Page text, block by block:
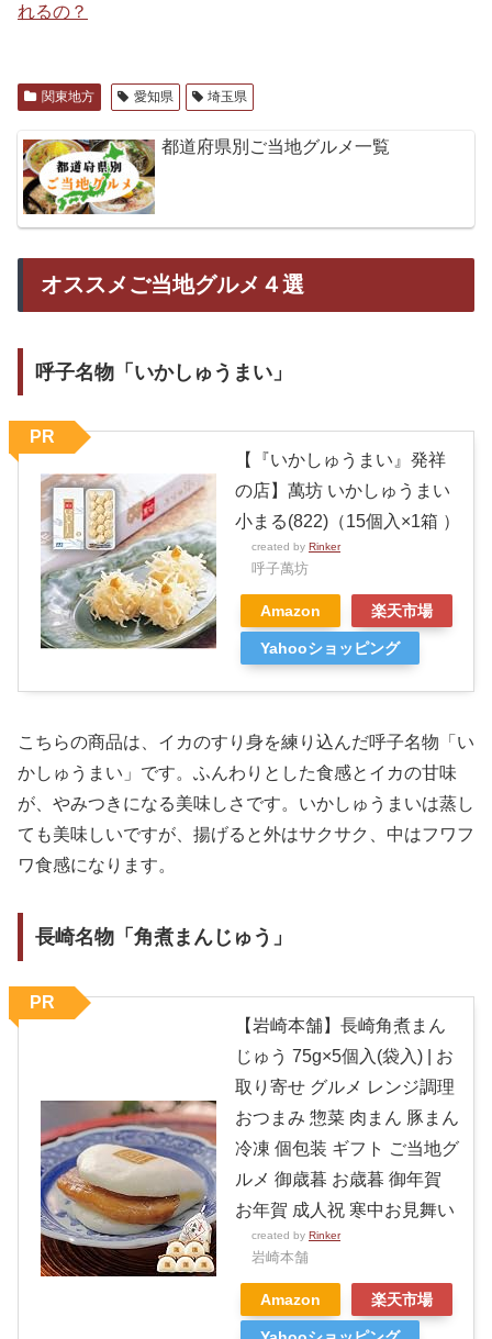
れるの？
関東地方 愛知県 埼玉県
都道府県別ご当地グルメ一覧
オススメご当地グルメ４選
呼子名物「いかしゅうまい」
【『いかしゅうまい』発祥
の店】萬坊 いかしゅうまい
小まる(822)（15個入×1箱 ）
created by Rinker
呼子萬坊
Amazon 楽天市場
Yahooショッピング
PR
こちらの商品は、イカのすり身を練り込んだ呼子名物「い
かしゅうまい」です。ふんわりとした食感とイカの甘味
が、やみつきになる美味しさです。いかしゅうまいは蒸し
ても美味しいですが、揚げると外はサクサク、中はフワフ
ワ食感になります。
長崎名物「角煮まんじゅう」
【岩崎本舗】長崎角煮まん
じゅう 75g×5個入(袋入) | お
取り寄せ グルメ レンジ調理
おつまみ 惣菜 肉まん 豚まん
冷凍 個包装 ギフト ご当地グ
ルメ 御歳暮 お歳暮 御年賀
お年賀 成人祝 寒中お見舞い
created by Rinker
岩崎本舗
Amazon 楽天市場
PR